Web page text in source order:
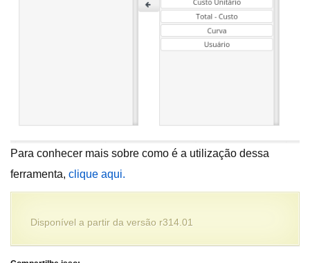
Para conhecer mais sobre como é a utilização dessa
ferramenta, clique aqui.
Disponível a partir da versão r314.01